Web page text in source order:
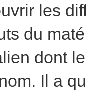
les
du
dont
Il a